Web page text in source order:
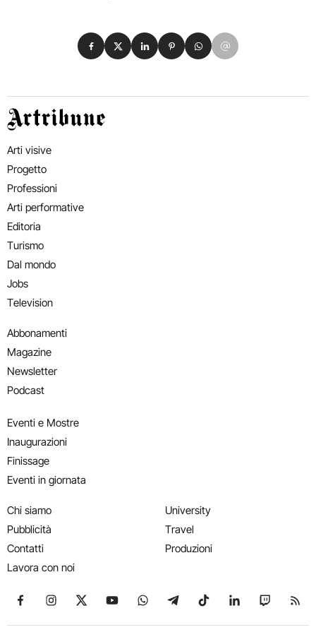
Condividi su Facebook
Condividi su X
Condividi su LinkedIn
Condividi su Pinterest
Condividi su WhatsApp
Condividi su Email
Artribune
Arti visive
Progetto
Professioni
Arti performative
Editoria
Turismo
Dal mondo
Jobs
Television
Abbonamenti
Magazine
Newsletter
Podcast
Eventi e Mostre
Inaugurazioni
Finissage
Eventi in giornata
Chi siamo
Pubblicità
Contatti
Lavora con noi
University
Travel
Produzioni
Seguici su Facebook
Seguici su Instagram
Seguici su X
Seguici su YouTube
Seguici su WhatsApp
Seguici su Telegram
Seguici su TikTok
Seguici su
Seguici